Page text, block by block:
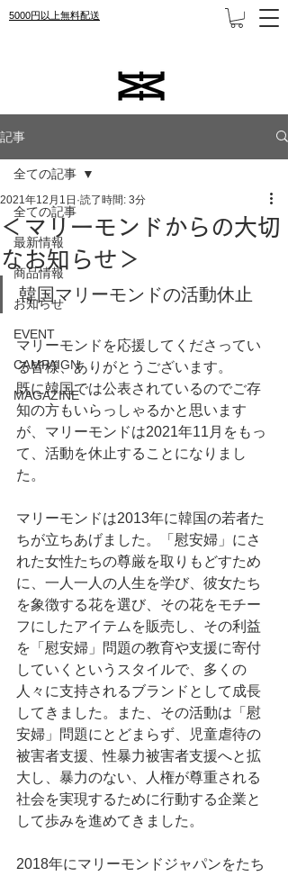
5000円以上無料配送
記事
全ての記事
最新情報
商品情報
お知らせ
EVENT
CAMPAIGN
MAGAZINE
全ての記事
＜マリーモンドからの大切
なお知らせ＞
2021年12月1日 読了時間: 3分
韓国マリーモンドの活動休止
マリーモンドを応援してくださってい
る皆様、ありがとうございます。
既に韓国では公表されているのでご存
知の方もいらっしゃるかと思います
が、マリーモンドは2021年11月をもっ
て、活動を休止することになりまし
た。
マリーモンドは2013年に韓国の若者た
ちが立ちあげました。「慰安婦」にさ
れた女性たちの尊厳を取りもどすため
に、一人一人の人生を学び、彼女たち
を象徴する花を選び、その花をモチー
フにしたアイテムを販売し、その利益
を「慰安婦」問題の教育や支援に寄付
していくというスタイルで、多くの
人々に支持されるブランドとして成長
してきました。また、その活動は「慰
安婦」問題にとどまらず、児童虐待の
被害者支援、性暴力被害者支援へと拡
大し、暴力のない、人権が尊重される
社会を実現するために行動する企業と
して歩みを進めてきました。
2018年にマリーモンドジャパンをたち